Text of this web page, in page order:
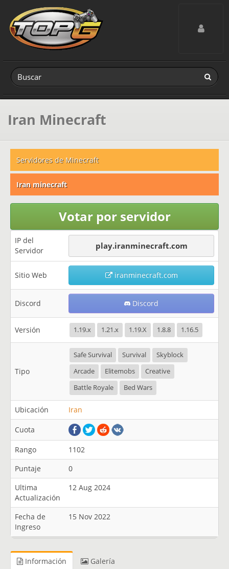
Toggle
Iran Minecraft
Servidores de Minecraft
Iran minecraft
Votar por servidor
IP del
Servidor
play.iranminecraft.com
Sitio Web iranminecraft.com
Discord Discord
Versión 1.19.x 1.21.x 1.19.X 1.8.8 1.16.5
Tipo
Safe Survival Survival
Skyblock
Arcade
Elitemobs
Creative
Battle Royale
Bed Wars
Ubicación Iran
Cuota
Rango
1102
Puntaje
0
Ultima
Actualización
12 Aug 2024
Fecha de
Ingreso
15 Nov 2022
Información Galería